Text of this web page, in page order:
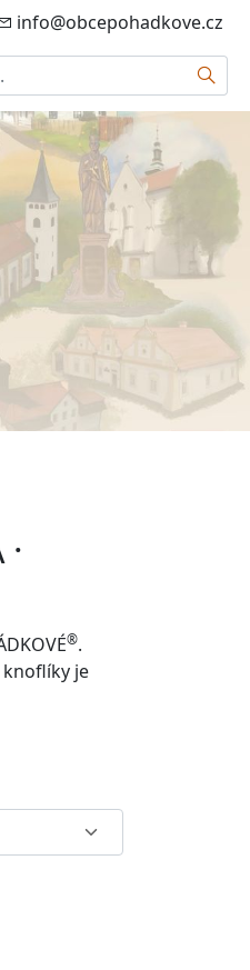
info@obcepohadkove.cz
Hledat
®.
je